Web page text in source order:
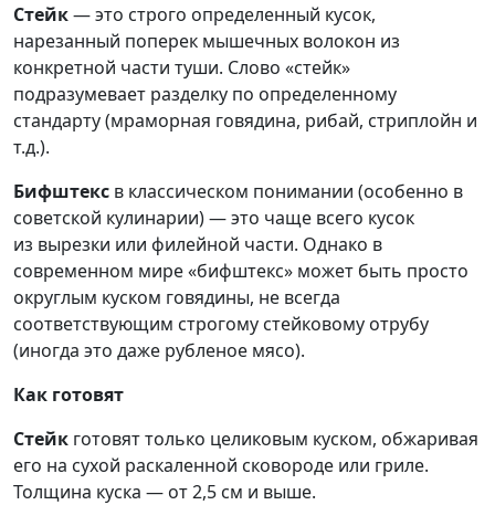
Стейк— это строго определенный кусок,
нарезанный поперек мышечных волокон из
конкретной части туши. Слово «стейк»
подразумевает разделку по определенному
стандарту (мраморная говядина, рибай, стриплойн и
т.д.).
Бифштекс в классическом понимании (особенно в
советской кулинарии) — это чаще всего кусок
из вырезки или филейной части. Однако в
современном мире «бифштекс» может быть просто
округлым куском говядины, не всегда
соответствующим строгому стейковому отрубу
(иногда это даже рубленое мясо).
Как готовят
Стейк готовят только целиковым куском, обжаривая
его на сухой раскаленной сковороде или гриле.
Толщина куска — от 2,5 см и выше.